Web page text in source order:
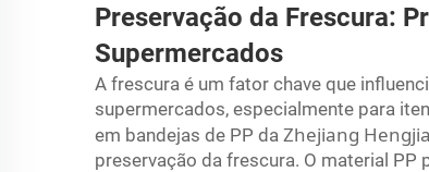
Preservação da Frescura:
Supermercados
A frescura é um fator chave que
supermercados, especialmente para
em bandejas de PP da Zhejiang
preservação da frescura. O material